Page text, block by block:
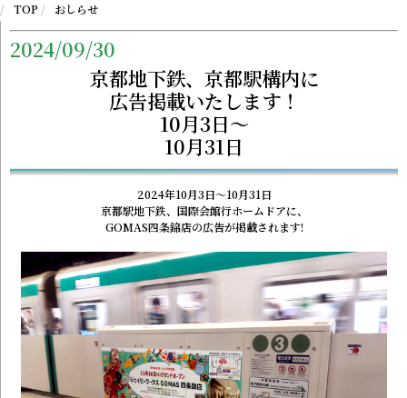
TOP おしらせ
2024/09/30
京都地下鉄、京都駅構内に
広告掲載いたします！
10月3日～
10月31日
2024年10月3日～10月31日
京都駅地下鉄、国際会館行ホームドアに、
GOMAS四条錦店の広告が掲載されます!